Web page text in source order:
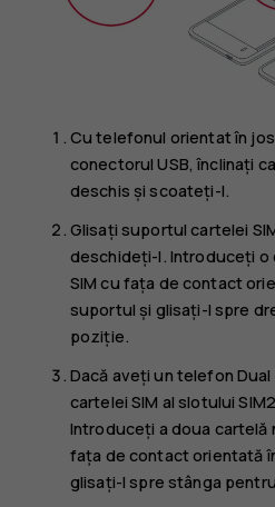
Cu telefonul orientat în
conectorul USB, înclinați
deschis și scoateți-l.
Glisați suportul cartelei
deschideți-l. Introduceți o
SIM cu fața de contact
suportul și glisați-l spre
poziție.
Dacă aveți un telefon
cartelei SIM al slotului
Introduceți a doua cartelă
fața de contact orientată
glisați-l spre stânga